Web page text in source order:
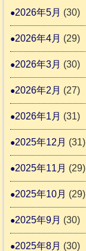
2026年5月 (30)
2026年4月 (29)
2026年3月 (30)
2026年2月 (27)
2026年1月 (31)
2025年12月 (31)
2025年11月 (29)
2025年10月 (29)
2025年9月 (30)
2025年8月 (30)